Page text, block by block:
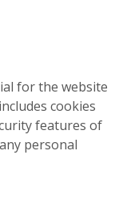
for the website
cookies
features of
personal